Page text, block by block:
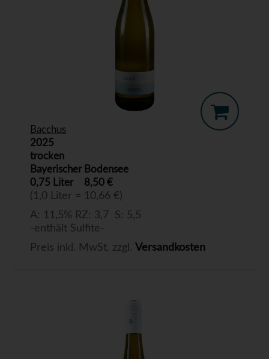
Bacchus
2025
trocken
Bayerischer Bodensee
0,75 Liter
8,50 €
(1,0 Liter = 10,66 €)
A: 11,5% RZ: 3,7 S: 5,5
-enthält Sulfite-
Preis inkl. MwSt. zzgl. Versandkosten